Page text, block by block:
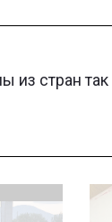
из стран